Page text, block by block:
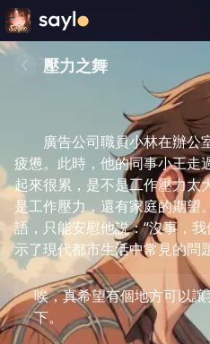
壓力之舞
廣告公司職員小林在辦公
疲憊。此時，他的同事小王走
起來很累，是不是工作壓力太
是工作壓力，還有家庭的期望
語，只能安慰他説：“沒事，
示了現代都市生活中常見的問
唉，真希望有個地方可以
下。